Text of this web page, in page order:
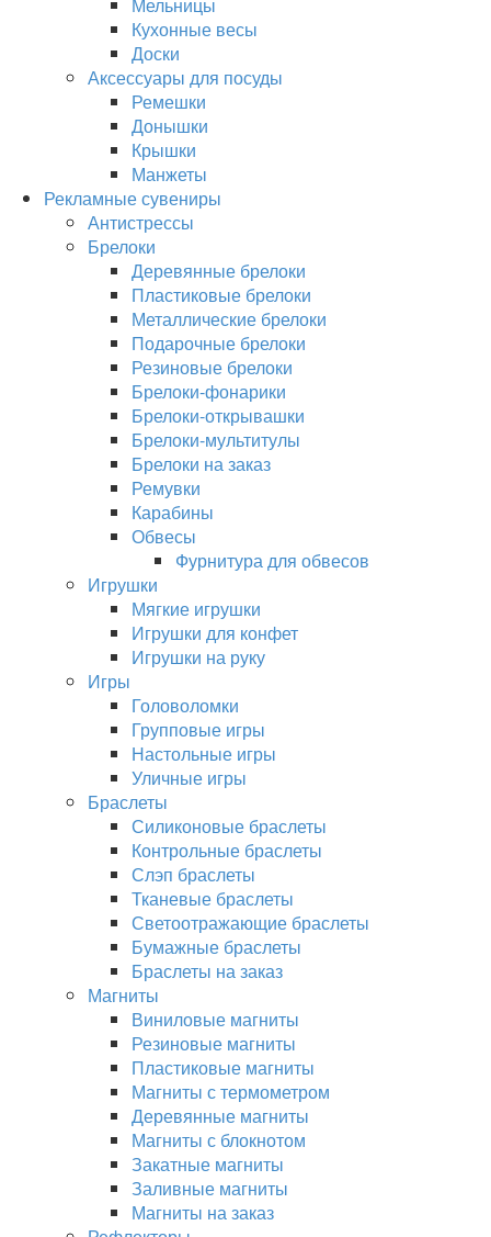
Кухонные весы
Доски
Аксессуары для посуды
Ремешки
Донышки
Крышки
Манжеты
Рекламные сувениры
Антистрессы
Брелоки
Деревянные брелоки
Пластиковые брелоки
Металлические брелоки
Подарочные брелоки
Резиновые брелоки
Брелоки-фонарики
Брелоки-открывашки
Брелоки-мультитулы
Брелоки на заказ
Ремувки
Карабины
Обвесы
Фурнитура для обвесов
Игрушки
Мягкие игрушки
Игрушки для конфет
Игрушки на руку
Игры
Головоломки
Групповые игры
Настольные игры
Уличные игры
Браслеты
Силиконовые браслеты
Контрольные браслеты
Слэп браслеты
Тканевые браслеты
Светоотражающие браслеты
Бумажные браслеты
Браслеты на заказ
Магниты
Виниловые магниты
Резиновые магниты
Пластиковые магниты
Магниты с термометром
Деревянные магниты
Магниты с блокнотом
Закатные магниты
Заливные магниты
Магниты на заказ